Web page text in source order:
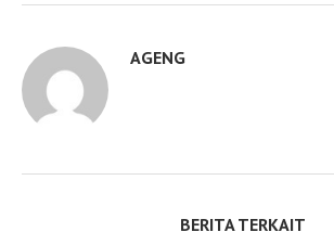
AGENG
BERITA TERKAIT